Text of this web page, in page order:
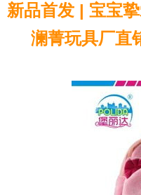
新品首发 | 宝宝
澜菁玩具厂直